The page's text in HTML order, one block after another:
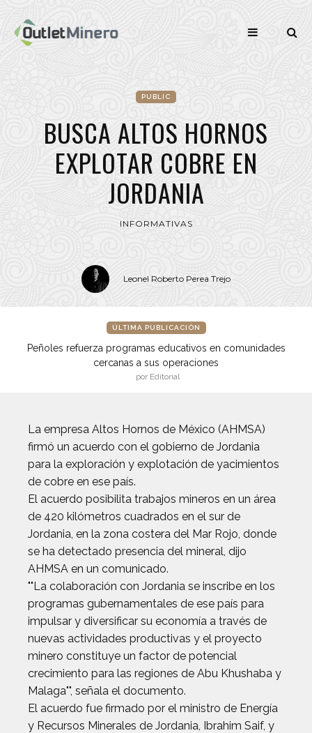
PUBLIC
BUSCA ALTOS HORNOS
EXPLOTAR COBRE EN
JORDANIA
INFORMATIVAS
Leonel Roberto Perea Trejo
ÚLTIMA PUBLICACIÓN
Peñoles refuerza programas educativos en comunidades
cercanas a sus operaciones
por Editorial
La empresa Altos Hornos de México (AHMSA)
firmó un acuerdo con el gobierno de Jordania
para la exploración y explotación de yacimientos
de cobre en ese país.
El acuerdo posibilita trabajos mineros en un área
de 420 kilómetros cuadrados en el sur de
Jordania, en la zona costera del Mar Rojo, donde
se ha detectado presencia del mineral, dijo
AHMSA en un comunicado.
""La colaboración con Jordania se inscribe en los
programas gubernamentales de ese país para
impulsar y diversificar su economía a través de
nuevas actividades productivas y el proyecto
minero constituye un factor de potencial
crecimiento para las regiones de Abu Khushaba y
Malaga"", señala el documento.
El acuerdo fue firmado por el ministro de Energía
y Recursos Minerales de Jordania, Ibrahim Saif, y